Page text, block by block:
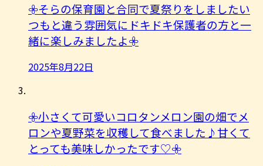
𖧷そらの保育園と合同で夏祭りをしましたい
つもと違う雰囲気にドキドキ保護者の方と一
緒に楽しみましたよ︎𖧷
2025年8月22日
𖧷小さくて可愛いコロタンメロン園の畑でメ
ロンや夏野菜を収穫して食べました♪甘くて
とっても美味しかったです♡𖧷